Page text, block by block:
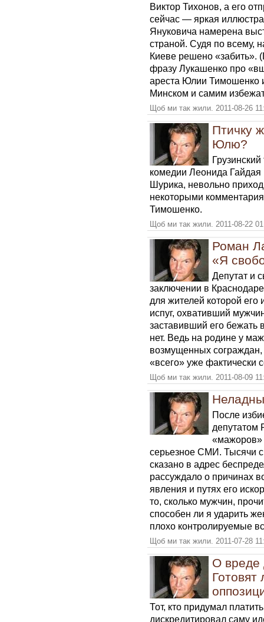
Виктор Тихонов, а его
сейчас — яркая
Януковича намерена
страной. Судя по всему,
Киеве решено «забить».
фразу Лукашенко про
ареста Юлии Тимошенко
Минском и самим
Щоб ми так жили. 2011-08-26
Птичку
Юлю?
комедии Леонида
Шурика, невольно
некоторыми
Тимошенко.
Щоб ми так жили. 2011-08-22
Роман
«Я
Депутат и
заключении в
для жителей которой
испуг, охвативший
заставивший его бежать
нет. Ведь на родине у
возмущенных сограждан,
«всего» уже фактически
Щоб ми так жили. 2011-08-09
После
депутатом
«мажоров»
серьезное СМИ. Тысячи
сказано в адрес
рассуждало о причинах
явления и путях его
то, сколько мужчин,
способен ли я ударить
плохо контролируемые
Щоб ми так жили. 2011-07-28
О вреде
Готовят
Тот, кто придумал
дискредитировал саму